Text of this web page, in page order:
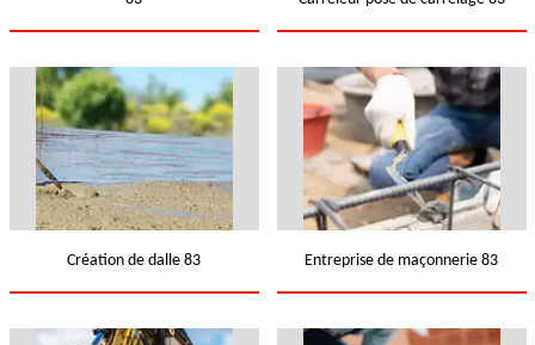
Création de dalle 83 Entreprise de maçonnerie 83